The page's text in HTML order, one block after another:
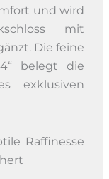
und wird
mit
Die feine
belegt die
exklusiven
Raffinesse